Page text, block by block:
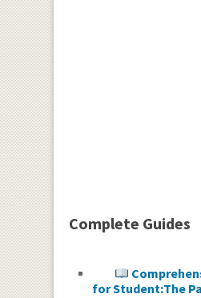
Complete Guides
for Student:The